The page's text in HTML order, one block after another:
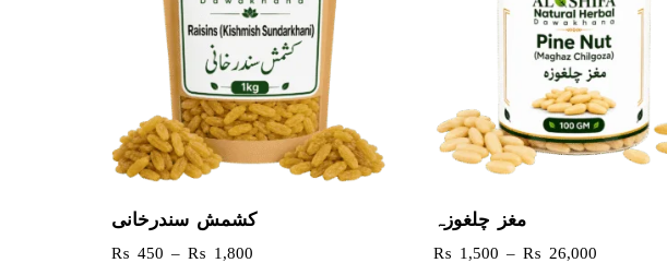
کشمش سندرخانی
₨ 450 – ₨ 1,800
مغز چلغوزہ
₨ 1,500 – ₨ 26,000